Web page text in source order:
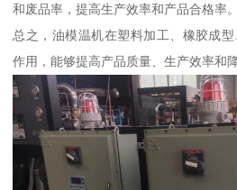
和废品率，提高生产效率和产品合格率。
总之，油模温机在塑料加工、橡胶成
作用，能够提高产品质量、生产效率和降